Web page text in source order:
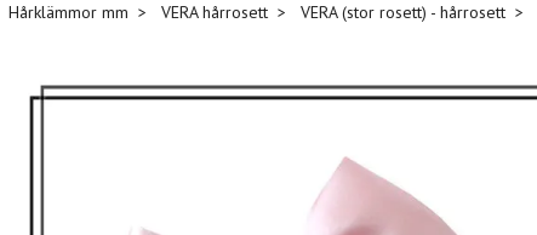
Hårklämmor mm VERA hårrosett VERA (stor rosett) - hårrosett